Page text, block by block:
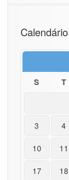
Calendário
S T
3 4
10 11
17 18